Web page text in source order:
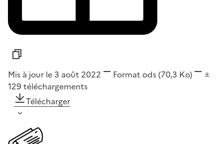
Mis à jour le 3 août 2022 Format ods(70,3 Ko)
129 téléchargements
Télécharger